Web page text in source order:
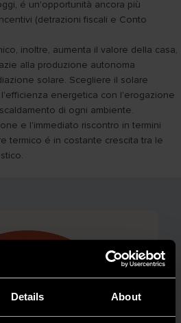
Details About
é un'opportunità ancora più
(detrazioni fiscali e Conto
inoltre, aumenta il valore della casa,
alla produzione autonoma
solare. Scegliere il solare
energetica con l'erogazione
di ogni ambiente.
e l'immediato riscontro in termini
termico é in costante crescita tra le